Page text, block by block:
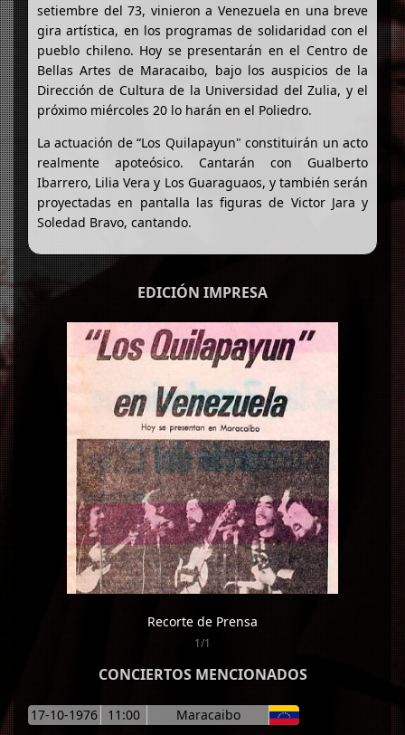
setiembre del 73, vinieron a Venezuela en una breve
gira artística, en los programas de solidaridad con el
pueblo chileno. Hoy se presentarán en el Centro de
Bellas Artes de Maracaibo, bajo los auspicios de la
Dirección de Cultura de la Universidad del Zulia, y el
próximo miércoles 20 lo harán en el Poliedro.
La actuación de “Los Quilapayun" constituirán un acto
realmente apoteósico. Cantarán con Gualberto
Ibarrero, Lilia Vera y Los Guaraguaos, y también serán
proyectadas en pantalla las figuras de Victor Jara y
Soledad Bravo, cantando.
EDICIÓN IMPRESA
Recorte de Prensa
1/1
CONCIERTOS MENCIONADOS
17-10-1976 11:00 Maracaibo